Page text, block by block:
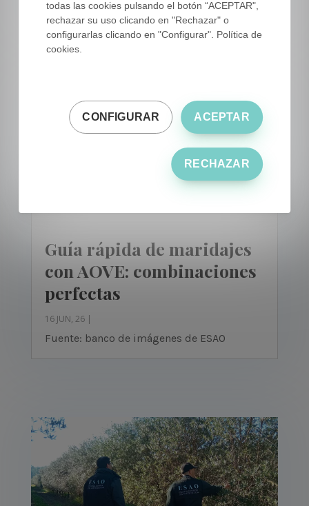
Fuente: Banco de imágenes de ESAO
Guía rápida de maridajes
con AOVE: combinaciones
perfectas
16 JUN, 26|
Fuente: banco de imágenes de ESAO
todas las cookies pulsando el botón “ACEPTAR",
rechazar su uso clicando en "Rechazar" o
configurarlas clicando en "Configurar". Política de
cookies.
ACEPTAR
CONFIGURAR
RECHAZAR